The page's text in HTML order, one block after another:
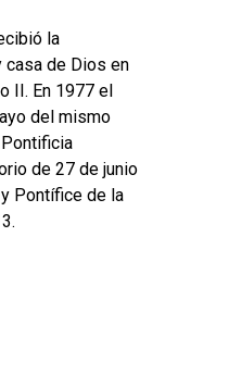
la
casa de Dios en
II. En 1977 el
del mismo
de 27 de junio
Pontífice de la